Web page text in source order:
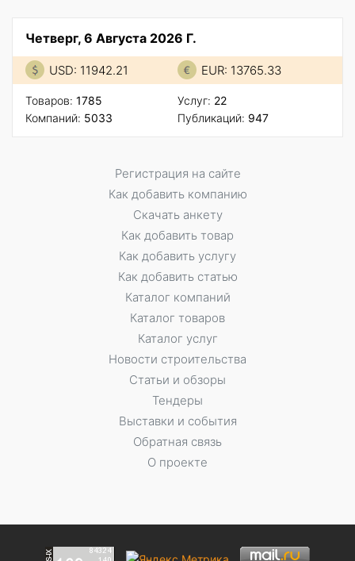
Четверг, 6 Августа 2026 Г.
USD: 11942.21 EUR: 13765.33
Товаров: 1785
Компаний: 5033
Услуг: 22
Публикаций: 947
Регистрация на сайте
Как добавить компанию
Скачать анкету
Как добавить товар
Как добавить услугу
Как добавить статью
Каталог компаний
Каталог товаров
Каталог услуг
Новости строительства
Статьи и обзоры
Тендеры
Выставки и события
Обратная связь
О проекте